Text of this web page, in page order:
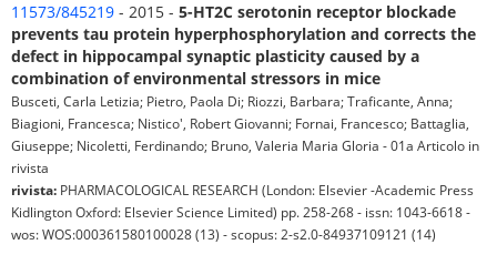
11573/845219 - 2015 - 5-HT2C serotonin receptor blockade
prevents tau protein hyperphosphorylation and corrects the
defect in hippocampal synaptic plasticity caused by a
combination of environmental stressors in mice
Busceti, Carla Letizia; Pietro, Paola Di; Riozzi, Barbara; Traficante, Anna;
Biagioni, Francesca; Nistico', Robert Giovanni; Fornai, Francesco; Battaglia,
Giuseppe; Nicoletti, Ferdinando; Bruno, Valeria Maria Gloria - 01a Articolo in
rivista
rivista: PHARMACOLOGICAL RESEARCH (London: Elsevier -Academic Press
Kidlington Oxford: Elsevier Science Limited) pp. 258-268 - issn: 1043-6618 -
wos: WOS:000361580100028 (13) - scopus: 2-s2.0-84937109121 (14)